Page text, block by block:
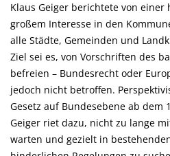
Klaus Geiger berichtete von
großem Interesse in den
alle Städte, Gemeinden und
Ziel sei es, von Vorschriften des
befreien – Bundesrecht oder
jedoch nicht betroffen.
Gesetz auf Bundesebene ab dem
Geiger riet dazu, nicht zu lange
warten und gezielt in